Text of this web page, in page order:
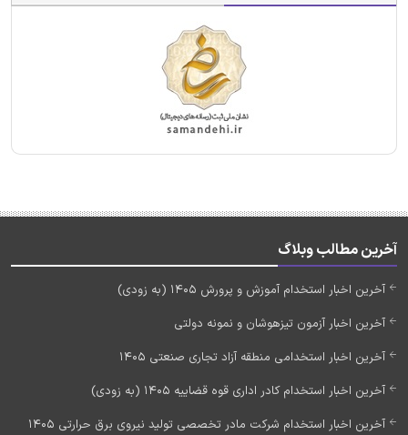
آخرین مطالب وبلاگ
آخرین اخبار استخدام آموزش و پرورش 1405 (به زودی)
آخرین اخبار آزمون تیزهوشان و نمونه دولتی
آخرین اخبار استخدامی منطقه آزاد تجاری صنعتی 1405
آخرین اخبار استخدام کادر اداری قوه قضاییه 1405 (به زودی)
آخرین اخبار استخدام شرکت مادر تخصصی تولید نیروی برق حرارتی 1405